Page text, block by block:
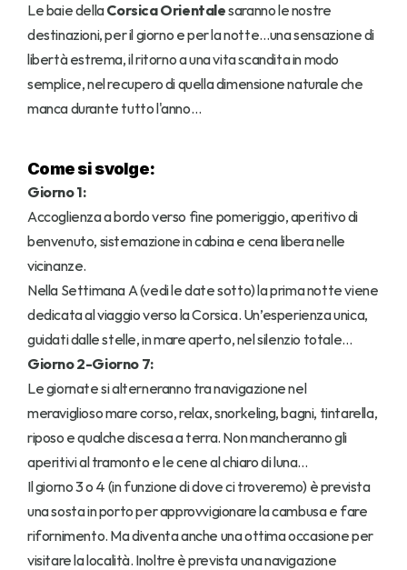
Le baie della Corsica Orientale saranno le nostre
destinazioni, per il giorno e per la notte…una sensazione di
libertà estrema, il ritorno a una vita scandita in modo
semplice, nel recupero di quella dimensione naturale che
manca durante tutto l'anno…
Come si svolge:
Giorno 1:
Accoglienza a bordo verso fine pomeriggio, aperitivo di
benvenuto, sistemazione in cabina e cena libera nelle
vicinanze.
Nella Settimana A (vedi le date sotto) la prima notte viene
dedicata al viaggio verso la Corsica. Un’esperienza unica,
guidati dalle stelle, in mare aperto, nel silenzio totale…
Giorno 2-Giorno 7:
Le giornate si alterneranno tra navigazione nel
meraviglioso mare corso, relax, snorkeling, bagni, tintarella,
riposo e qualche discesa a terra. Non mancheranno gli
aperitivi al tramonto e le cene al chiaro di luna…
Il giorno 3 o 4 (in funzione di dove ci troveremo) è prevista
una sosta in porto per approvvigionare la cambusa e fare
rifornimento. Ma diventa anche una ottima occasione per
visitare la località. Inoltre è prevista una navigazione